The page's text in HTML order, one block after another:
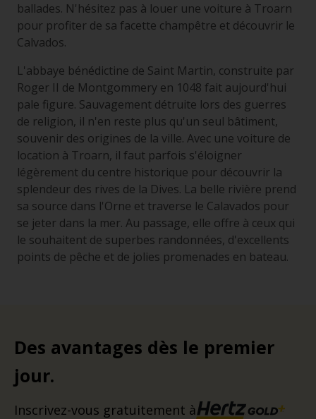
ballades. N'hésitez pas à louer une voiture à Troarn
pour profiter de sa facette champêtre et découvrir le
Calvados.
L'abbaye bénédictine de Saint Martin, construite par
Roger II de Montgommery en 1048 fait aujourd'hui
pale figure. Sauvagement détruite lors des guerres
de religion, il n'en reste plus qu'un seul bâtiment,
souvenir des origines de la ville. Avec une voiture de
location à Troarn, il faut parfois s'éloigner
légèrement du centre historique pour découvrir la
splendeur des rives de la Dives. La belle rivière prend
sa source dans l'Orne et traverse le Calavados pour
se jeter dans la mer. Au passage, elle offre à ceux qui
le souhaitent de superbes randonnées, d'excellents
points de pêche et de jolies promenades en bateau.
Des avantages dès le premier
jour.
Inscrivez-vous gratuitement à